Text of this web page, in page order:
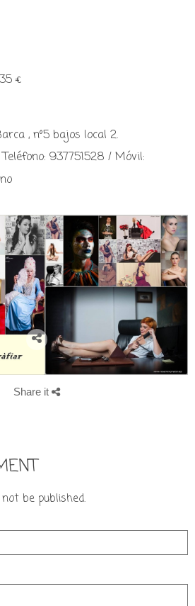
€
, nº5 bajos local 2.
937751528 / Móvil:
Share it
be published.